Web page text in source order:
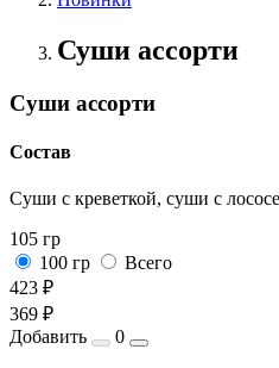
Суши ассорти
Суши ассорти
Состав
Суши с креветкой, суши с
105 гр
100 гр
Всего
423 ₽
369 ₽
Добавить
0